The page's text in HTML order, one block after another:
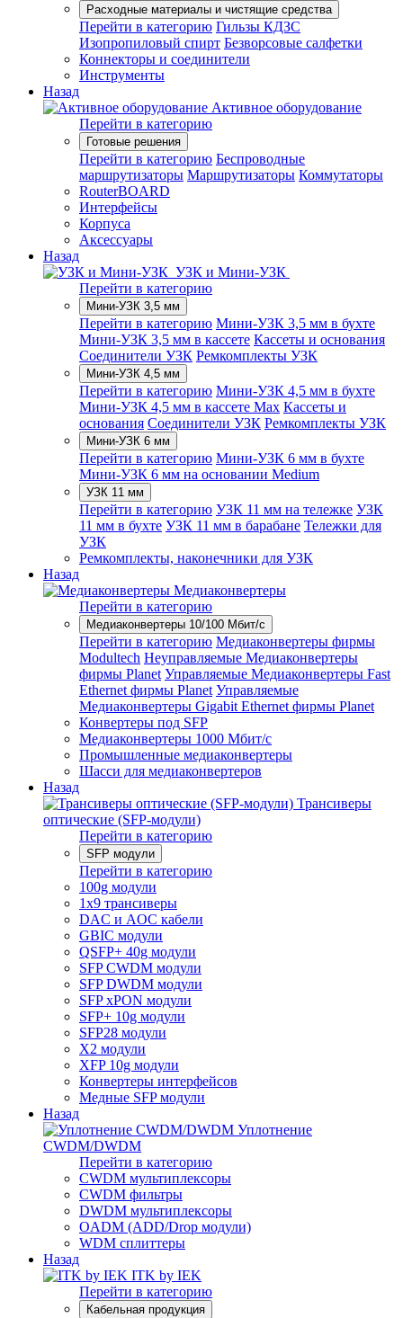
Расходные материалы и чистящие средства
Перейти в категорию Гильзы КДЗС
Изопропиловый спирт Безворсовые салфетки
Коннекторы и соединители
Инструменты
Назад
Активное оборудование
Перейти в категорию
Готовые решения
Перейти в категорию Беспроводные
маршрутизаторы Маршрутизаторы Коммутаторы
RouterBOARD
Интерфейсы
Корпуса
Аксессуары
Назад
УЗК и Мини-УЗК
Перейти в категорию
Мини-УЗК 3,5 мм
Перейти в категорию Мини-УЗК 3,5 мм в бухте
Мини-УЗК 3,5 мм в кассете Кассеты и основания
Соединители УЗК Ремкомплекты УЗК
Мини-УЗК 4,5 мм
Перейти в категорию Мини-УЗК 4,5 мм в бухте
Мини-УЗК 4,5 мм в кассете Max Кассеты и
основания Соединители УЗК Ремкомплекты УЗК
Мини-УЗК 6 мм
Перейти в категорию Мини-УЗК 6 мм в бухте
Мини-УЗК 6 мм на основании Medium
УЗК 11 мм
Перейти в категорию УЗК 11 мм на тележке УЗК
11 мм в бухте УЗК 11 мм в барабане Тележки для
УЗК
Ремкомплекты, наконечники для УЗК
Назад
Медиаконвертеры
Перейти в категорию
Медиаконвертеры 10/100 Мбит/с
Перейти в категорию Медиаконвертеры фирмы
Modultech Неуправляемые Медиаконвертеры
фирмы Planet Управляемые Медиаконвертеры Fast
Ethernet фирмы Planet Управляемые
Медиаконвертеры Gigabit Ethernet фирмы Planet
Конвертеры под SFP
Медиаконвертеры 1000 Мбит/с
Промышленные медиаконвертеры
Шасси для медиаконвертеров
Назад
Трансиверы
оптические (SFP-модули)
Перейти в категорию
SFP модули
Перейти в категорию
100g модули
1x9 трансиверы
DAC и AOC кабели
GBIC модули
QSFP+ 40g модули
SFP CWDM модули
SFP DWDM модули
SFP xPON модули
SFP+ 10g модули
SFP28 модули
X2 модули
XFP 10g модули
Конвертеры интерфейсов
Медные SFP модули
Назад
Уплотнение
CWDM/DWDM
Перейти в категорию
CWDM мультиплексоры
CWDM фильтры
DWDM мультиплексоры
OADM (ADD/Drop модули)
WDM сплиттеры
Назад
ITK by IEK
Перейти в категорию
Кабельная продукция